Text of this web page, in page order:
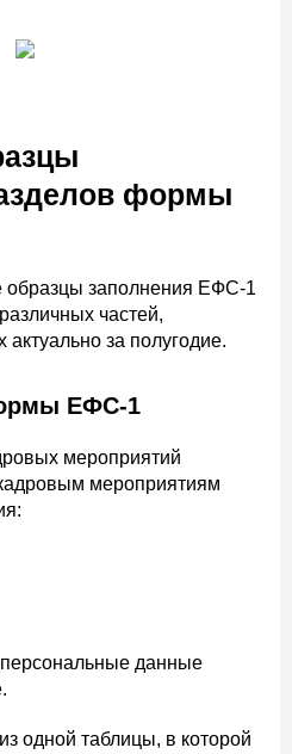
формы
образцы заполнения ЕФС-1
частей,
за полугодие.
ЕФС-1
мероприятий
мероприятиям
данные
одной таблицы, в которой